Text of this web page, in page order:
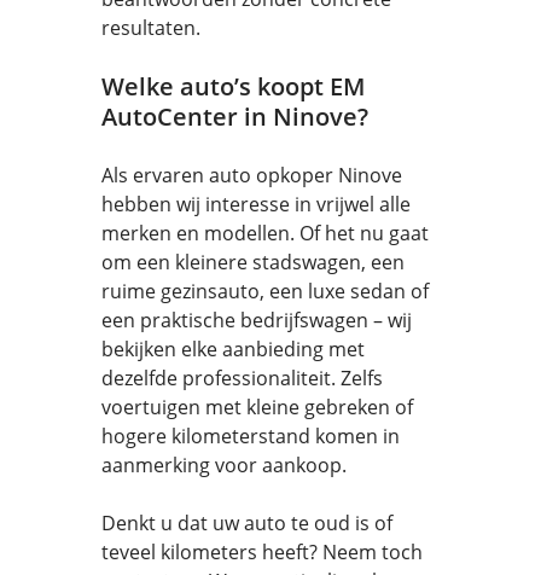
resultaten.
Welke auto’s koopt EM
AutoCenter in Ninove?
Als ervaren auto opkoper Ninove
hebben wij interesse in vrijwel alle
merken en modellen. Of het nu gaat
om een kleinere stadswagen, een
ruime gezinsauto, een luxe sedan of
een praktische bedrijfswagen – wij
bekijken elke aanbieding met
dezelfde professionaliteit. Zelfs
voertuigen met kleine gebreken of
hogere kilometerstand komen in
aanmerking voor aankoop.
Denkt u dat uw auto te oud is of
teveel kilometers heeft? Neem toch